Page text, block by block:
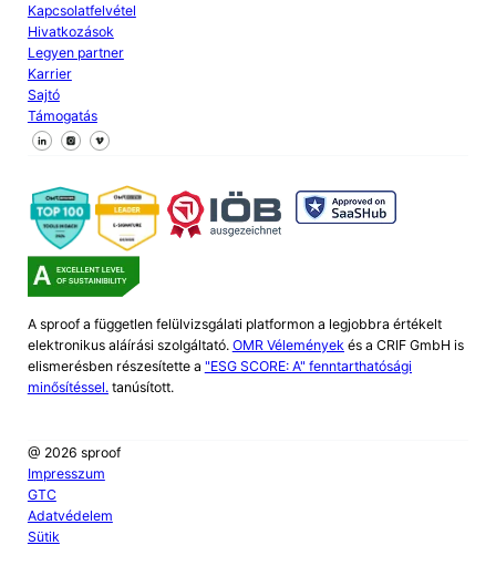
Kapcsolatfelvétel
Hivatkozások
Legyen partner
Karrier
Sajtó
Támogatás
Kövessen minket a Facebookon
Kövessen minket az X-en
Kövessen minket a LinkedIn-en
A sproof a független felülvizsgálati platformon a legjobbra értékelt
elektronikus aláírási szolgáltató. OMR Véleményekés a CRIF GmbH is
elismerésben részesítette a "ESG SCORE: A" fenntarthatósági
minősítéssel.tanúsított.
@ 2026 sproof
Impresszum
GTC
Adatvédelem
Sütik